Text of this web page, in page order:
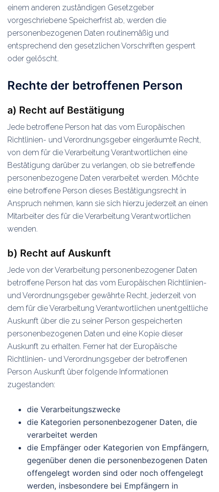
einem anderen zuständigen Gesetzgeber
vorgeschriebene Speicherfrist ab, werden die
personenbezogenen Daten routinemäßig und
entsprechend den gesetzlichen Vorschriften gesperrt
oder gelöscht.
Rechte der betroffenen Person
a) Recht auf Bestätigung
Jede betroffene Person hat das vom Europäischen
Richtlinien- und Verordnungsgeber eingeräumte Recht,
von dem für die Verarbeitung Verantwortlichen eine
Bestätigung darüber zu verlangen, ob sie betreffende
personenbezogene Daten verarbeitet werden. Möchte
eine betroffene Person dieses Bestätigungsrecht in
Anspruch nehmen, kann sie sich hierzu jederzeit an einen
Mitarbeiter des für die Verarbeitung Verantwortlichen
wenden.
b) Recht auf Auskunft
Jede von der Verarbeitung personenbezogener Daten
betroffene Person hat das vom Europäischen Richtlinien-
und Verordnungsgeber gewährte Recht, jederzeit von
dem für die Verarbeitung Verantwortlichen unentgeltliche
Auskunft über die zu seiner Person gespeicherten
personenbezogenen Daten und eine Kopie dieser
Auskunft zu erhalten. Ferner hat der Europäische
Richtlinien- und Verordnungsgeber der betroffenen
Person Auskunft über folgende Informationen
zugestanden:
die Verarbeitungszwecke
die Kategorien personenbezogener Daten, die
verarbeitet werden
die Empfänger oder Kategorien von Empfängern,
gegenüber denen die personenbezogenen Daten
offengelegt worden sind oder noch offengelegt
werden, insbesondere bei Empfängern in